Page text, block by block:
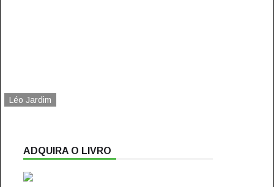
Léo Jardim
ADQUIRA O LIVRO